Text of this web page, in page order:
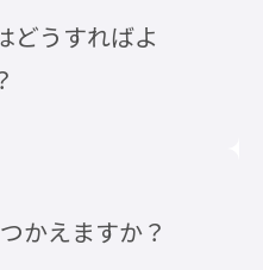
テリーは飛行機
の充電器でし
けます。 ※海外使
どうすればよ
に加盟していま
かえますか？